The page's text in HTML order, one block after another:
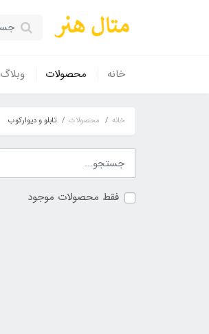
خانه محصولات وبلاگ
خانه محصولات تابلو و دیوارکوب
فقط محصولات موجود